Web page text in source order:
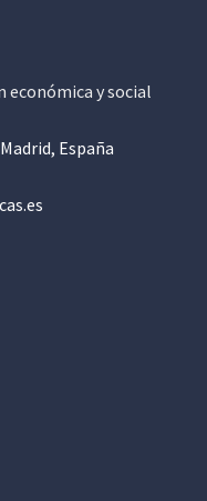
económica y social
España